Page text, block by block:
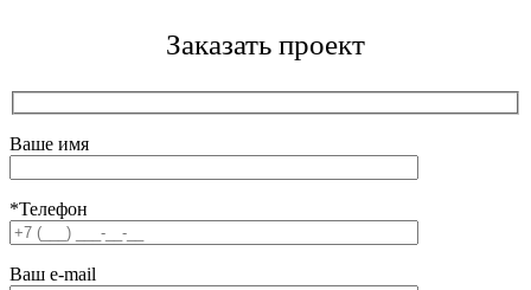
Заказать проект
Ваше имя
*Телефон
Ваш e-mail